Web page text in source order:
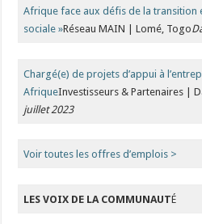
Afrique face aux défis de la transition
sociale »Réseau MAIN | Lomé, Togo
Chargé(e) de projets d’appui à
AfriqueInvestisseurs & Partenaires |
juillet 2023
Voir toutes les offres d’emplois >
LES VOIX DE LA COMMUNAUTÉ